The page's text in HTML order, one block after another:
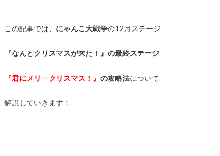
この記事では、 にゃんこ大戦争の12月ステージ
『なんとクリスマスが来た！』の最終ステージ
『君にメリークリスマス！』 の攻略法について
解説していきます！